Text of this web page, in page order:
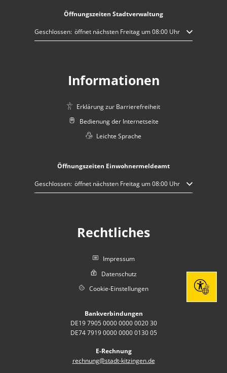
Öffnungszeiten Stadtverwaltung
Klicken, um weitere Öffnungs- oder Schließzeiten auszublenden
Geschlossen: öffnet nächsten Freitag um 08:00 Uhr
Informationen
Erklärung zur Barrierefreiheit
Bedienung der Internetseite
Leichte Sprache
Öffnungszeiten Einwohnermeldeamt
Klicken, um weitere Öffnungs- oder Schließzeiten auszublenden
Geschlossen: öffnet nächsten Freitag um 08:00 Uhr
Rechtliches
Impressum
Datenschutz
Cookie-Einstellungen
Bankverbindungen
DE19 7905 0000 0000 0020 30
DE74 7919 0000 0000 0130 05
E-Rechnung
rechnung@stadt-kitzingen.de
Seite